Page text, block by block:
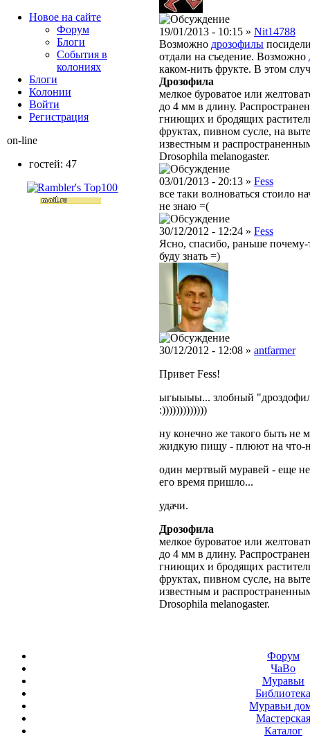
19/01/2013 - 10:15 » Nit14788
Возможно дрозофилы
отдали на съедение. Возможно
каком-нить фрукте. В этом
Дрозофила
мелкое буроватое или
до 4 мм в длину.
гниющих и бродящих
фруктах, пивном сусле, на
известным и
Drosophila melanogaster.
03/01/2013 - 20:13 » Fess
все таки волноваться стоило
не знаю =(
30/12/2012 - 12:24 » Fess
Ясно, спасибо, раньше почему-
буду знать =)
30/12/2012 - 12:08 » antfarmer
Привет Fess!
ыгыыыы... злобный
:)))))))))))))
ну конечно же такого быть не
жидкую пищу - плюют на что-
один мертвый муравей - еще не
его время пришло...
удачи.
Дрозофила
мелкое буроватое или
до 4 мм в длину.
гниющих и бродящих
фруктах, пивном сусле, на
известным и
Drosophila melanogaster.
Новое на сайте
Форум
Блоги
События в
колониях
Блоги
Колонии
Войти
Peгиcтpaция
on-line
гостей: 47
Форум
ЧаВо
Муравьи
Муравьи
Мастерская
Каталог